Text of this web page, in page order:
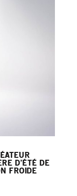
D’ÉTÉ DE
FROIDE